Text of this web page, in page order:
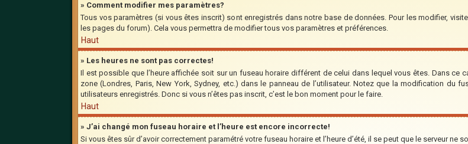
» Comment modifier mes paramètres?
Tous vos paramètres (si vous êtes inscrit) sont enregistrés dans notre base de données. Pour les modifier,
les pages du forum). Cela vous permettra de modifier tous vos paramètres et préférences.
Haut
» Les heures ne sont pas correctes!
Il est possible que l’heure affichée soit sur un fuseau horaire différent de celui dans lequel vous êtes. Dans
zone (Londres, Paris, New York, Sydney, etc.) dans le panneau de l’utilisateur. Notez que la modification du
utilisateurs enregistrés. Donc si vous n’êtes pas inscrit, c’est le bon moment pour le faire.
Haut
» J’ai changé mon fuseau horaire et l’heure est encore incorrecte!
Si vous êtes sûr d’avoir correctement paramétré votre fuseau horaire et l’heure d’été, il se peut que le serveur ne